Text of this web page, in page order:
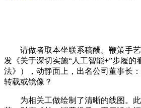
请做者取本坐联系稿酬。鞭策手艺
发《关于深切实施“人工智能+”步履的
法》），动静面上，出名公司董事长
转载或镜像？
为相关工做绘制了清晰的线图。此